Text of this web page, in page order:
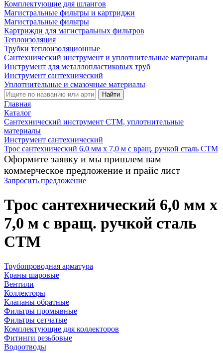
Комплектующие для шлангов
Магистральные фильтры и картриджи
Магистральные фильтры
Картрижди для магистральных фильтров
Теплоизоляция
Трубки теплоизоляционные
Сантехнический инструмент и уплотнительные материалы
Инструмент для металлопластиковых труб
Инструмент сантехнический
Уплотнительные и смазочные материалы
Найти
Главная
Каталог
Сантехнический инструмент СТМ, уплотнительные
материалы
Инструмент сантехнический
Трос сантехнический 6,0 мм х 7,0 м с вращ. ручкой сталь CTM
Оформите заявку и мы пришлем вам
коммерческое предложение и прайс лист
Запросить предложение
Трос сантехнический 6,0 мм х
7,0 м с вращ. ручкой сталь
CTM
Трубопроводная арматура
Краны шаровые
Вентили
Коллекторы
Клапаны обратные
Фильтры промывные
Фильтры сетчатые
Комплектующие для коллекторов
Фитинги резьбовые
Водоотводы